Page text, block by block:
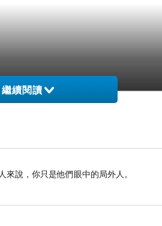
繼續閱讀
來說，你只是他們眼中的局外人。